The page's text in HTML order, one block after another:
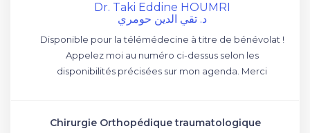
Dr. Taki Eddine HOUMRI
د. تقي الدين حومري
Disponible pour la télémédecine à titre de bénévolat !
Appelez moi au numéro ci-dessus selon les
disponibilités précisées sur mon agenda. Merci
Chirurgie Orthopédique traumatologique